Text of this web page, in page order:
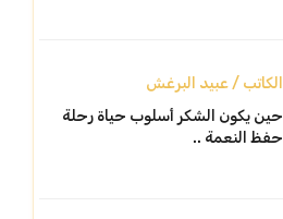
الكاتب / عبيد البرغش
حين يكون الشكر أسلوب حياة رحلة
حفظ النعمة ..